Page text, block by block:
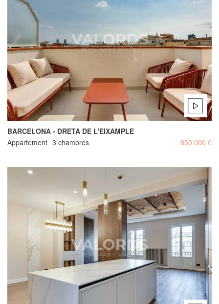
BARCELONA - DRETA DE L'EIXAMPLE
Appartement 3 chambres 850 000 €